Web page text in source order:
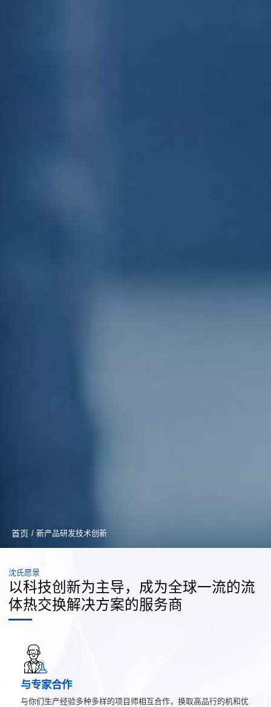
首页 / 新产品研发技术创新
沈氏愿景
以科技创新为主导，成为全球一流的流
体热交换解决方案的服务商
与专家合作
与你们生产经验多种多样的项目师相互合作，换取高品行的机和优